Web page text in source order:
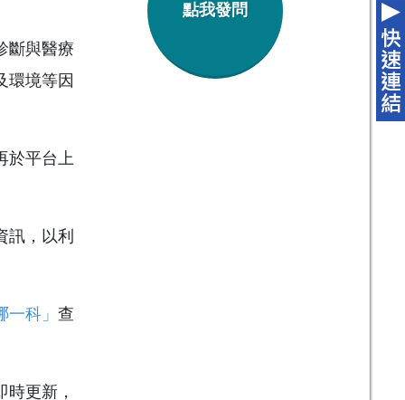
斷與醫療
環境等因
於平台上
，以利
一科」 查
更新，
點我發問